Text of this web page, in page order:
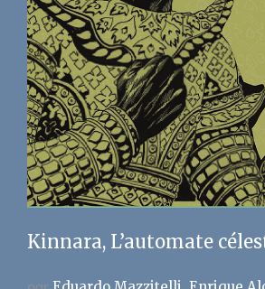
Kinnara, L’automate